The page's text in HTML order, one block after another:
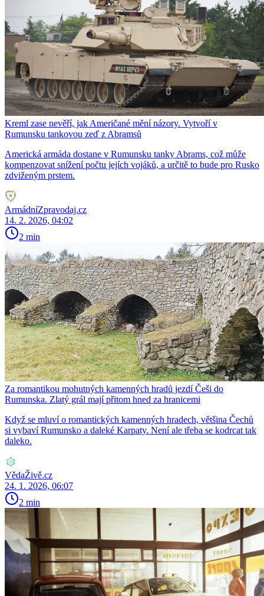
Kreml zase nevěří, jak Američané mění názory. Vytvoří v
Rumunsku tankovou zeď z Abramsů
Americká armáda dostane v Rumunsku tanky Abrams, což může
kompenzovat snížení počtu jejích vojáků, a určitě to bude pro Rusko
zdviženým prstem.
ArmádníZpravodaj.cz
14. 2. 2026, 04:02
2 min
Za romantikou mohutných kamenných hradů jezdí Češi do
Rumunska. Zlatý grál mají přitom hned za hranicemi
Když se mluví o romantických kamenných hradech, většina Čechů
si vybaví Rumunsko a daleké Karpaty. Není ale třeba se kodrcat tak
daleko.
VědaŽivě.cz
24. 1. 2026, 06:07
2 min